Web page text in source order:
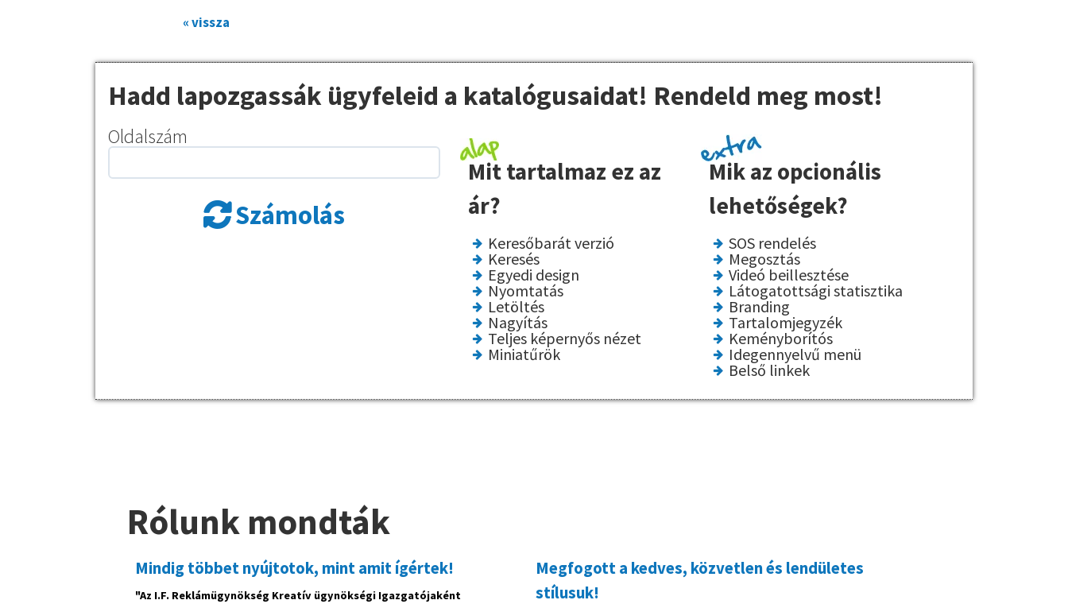
« vissza
Hadd lapozgassák ügyfeleid a katalógusaidat! Rendeld meg most!
Oldalszám
Számolás
Mit tartalmaz ez az
ár?
Keresőbarát verzió
Keresés
Egyedi design
Nyomtatás
Letöltés
Nagyítás
Teljes képernyős nézet
Miniatűrök
Mik az opcionális
lehetőségek?
SOS rendelés
Megosztás
Videó beillesztése
Látogatottsági statisztika
Branding
Tartalomjegyzék
Keményborítós
Idegennyelvű menü
Belső linkek
Rólunk mondták
Mindig többet nyújtotok, mint amit ígértek!
"Az I.F. Reklámügynökség Kreatív ügynökségi Igazgatójaként
Megfogott a kedves, közvetlen és lendületes
stílusuk!